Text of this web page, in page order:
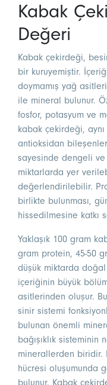
Kabak
Değeri
Kabak çekirdeği,
bir kuruyemiştir.
doymamış yağ
ile mineral bulunur.
fosfor, potasyum ve
kabak çekirdeği,
antioksidan
sayesinde dengeli
miktarlarda yer
değerlendirilebilir.
birlikte bulunması,
hissedilmesine katkı
Yaklaşık 100 gram
gram protein, 45-50
düşük miktarda
içeriğinin büyük
asitlerinden oluşur.
sinir sistemi
bulunan önemli
bağışıklık sisteminin
minerallerden biridir.
hücresi oluşumunda